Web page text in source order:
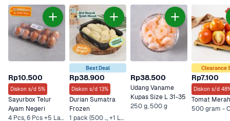
Rp10.500
Diskon s/d 5%
Sayurbox Telur
Ayam Negeri
4 Pcs, 6 Pcs +5 Lainnya
Best Deal
Rp38.900
Diskon s/d 13%
Durian Sumatra
Frozen
1 pack (500 .., +1 Lainnya
Rp38.500
Udang Vaname
Kupas Size L 31-35
250 g, 500 g
Clearance
Rp7.100
Diskon s/d
Tomat Merah